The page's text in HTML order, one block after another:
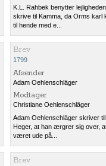
K.L. Rahbek benytter
skrive til Kamma, da Orms karl
til hende med e...
Brev
1799
Afsender
Adam Oehlenschläger
Modtager
Christiane Oehlenschläger
Adam Oehlenschläger skriver
Heger, at han ærgrer sig over,
været ude på...
Brev